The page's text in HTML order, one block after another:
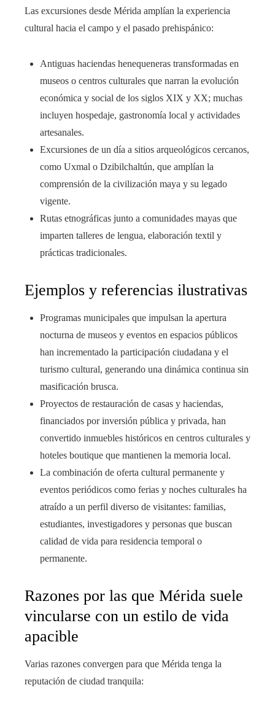
Las excursiones desde Mérida amplían la experiencia
cultural hacia el campo y el pasado prehispánico:
Antiguas haciendas henequeneras transformadas en
museos o centros culturales que narran la evolución
económica y social de los siglos XIX y XX; muchas
incluyen hospedaje, gastronomía local y actividades
artesanales.
Excursiones de un día a sitios arqueológicos cercanos,
como Uxmal o Dzibilchaltún, que amplían la
comprensión de la civilización maya y su legado
vigente.
Rutas etnográficas junto a comunidades mayas que
imparten talleres de lengua, elaboración textil y
prácticas tradicionales.
Ejemplos y referencias ilustrativas
Programas municipales que impulsan la apertura
nocturna de museos y eventos en espacios públicos
han incrementado la participación ciudadana y el
turismo cultural, generando una dinámica continua sin
masificación brusca.
Proyectos de restauración de casas y haciendas,
financiados por inversión pública y privada, han
convertido inmuebles históricos en centros culturales y
hoteles boutique que mantienen la memoria local.
La combinación de oferta cultural permanente y
eventos periódicos como ferias y noches culturales ha
atraído a un perfil diverso de visitantes: familias,
estudiantes, investigadores y personas que buscan
calidad de vida para residencia temporal o
permanente.
Razones por las que Mérida suele
vincularse con un estilo de vida
apacible
Varias razones convergen para que Mérida tenga la
reputación de ciudad tranquila: